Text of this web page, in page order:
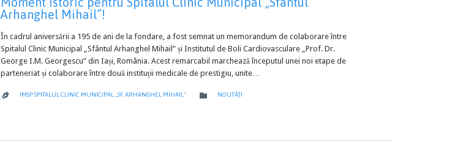
Arhanghel Mihail”!
În cadrul aniversării a 195 de ani de la fondare, a fost semnat un memorandum de colaborare între
Spitalul Clinic Municipal „Sfântul Arhanghel Mihail” și Institutul de Boli Cardiovasculare „Prof. Dr.
George I.M. Georgescu” din Iași, România. Acest remarcabil marchează începutul unei noi etape de
parteneriat și colaborare între două instituții medicale de prestigiu, unite…
 IMSP SPITALUL CLINIC MUNICIPAL „SF. ARHANGHEL MIHAIL”  CATEGORY
NOUTĂȚI